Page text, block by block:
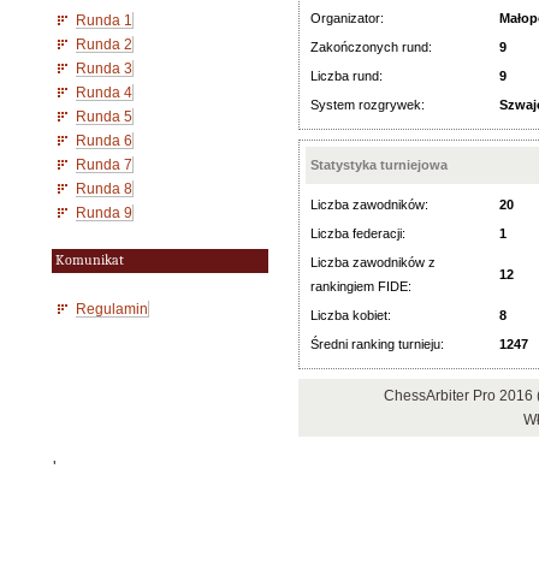
Runda 1
Runda 2
Runda 3
Runda 4
Runda 5
Runda 6
Runda 7
Runda 8
Runda 9
Komunikat
Regulamin
Organizator:
Zakończonych rund:
9
Liczba rund:
9
System rozgrywek:
Statystyka turniejowa
Liczba zawodników:
20
Liczba federacji:
1
Liczba zawodników z
rankingiem FIDE:
12
Liczba kobiet:
8
Średni ranking turnieju:
1247
ChessArbiter Pro
'